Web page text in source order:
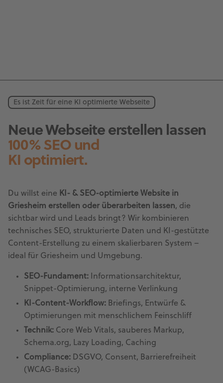
Es ist Zeit für eine KI optimierte Webseite
Neue Webseite erstellen lassen
100% SEO und
KI optimiert.
Du willst eine KI- & SEO-optimierte Website in
Griesheim erstellen oder überarbeiten lassen, die
sichtbar wird und Leads bringt? Wir kombinieren
technisches SEO, strukturierte Daten und KI-gestützte
Content-Erstellung zu einem skalierbaren System –
ideal für Griesheim und Umgebung.
SEO-Fundament: Informationsarchitektur,
Snippet-Optimierung, interne Verlinkung
KI-Content-Workflow: Briefings, Entwürfe &
Optimierungen mit menschlichem Feinschliff
Technik: Core Web Vitals, sauberes Markup,
Schema.org, Lazy Loading, Caching
Compliance: DSGVO, Consent, Barrierefreiheit
(WCAG-Basics)